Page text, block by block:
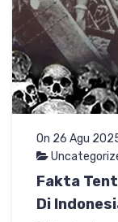
On 26 Agu
Fakta
Di